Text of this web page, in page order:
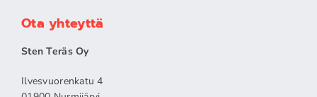
Ota yhteyttä
Sten Teräs Oy
Ilvesvuorenkatu 4